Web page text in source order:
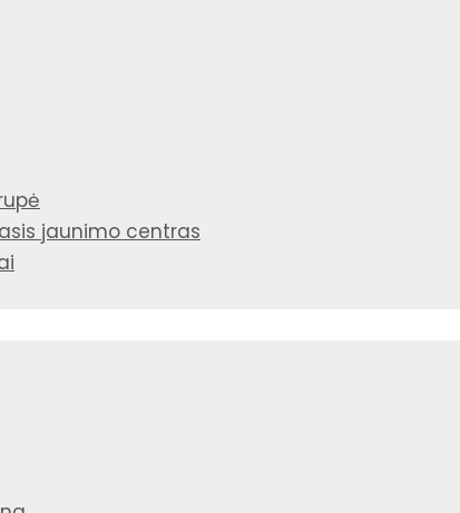
jaunimo centras